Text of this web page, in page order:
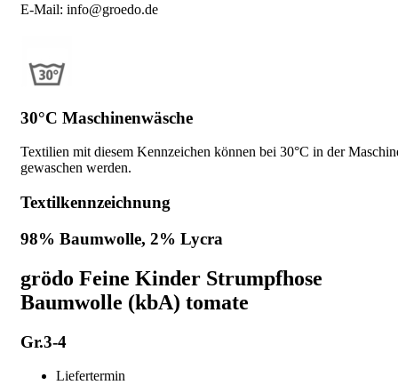
E-Mail: info@groedo.de
30°C Maschinenwäsche
Textilien mit diesem Kennzeichen können bei 30°C in der
gewaschen werden.
Textilkennzeichnung
98% Baumwolle, 2% Lycra
grödo Feine Kinder Strumpfhose
Baumwolle (kbA) tomate
Gr.3-4
Liefertermin